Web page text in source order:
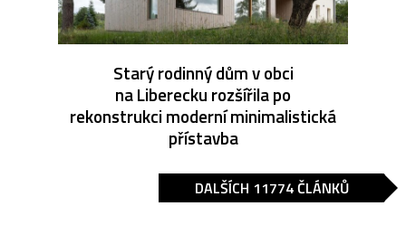
Starý rodinný dům v obci
na Liberecku rozšířila po
rekonstrukci moderní minimalistická
přístavba
DALŠÍCH 11774 ČLÁNKŮ